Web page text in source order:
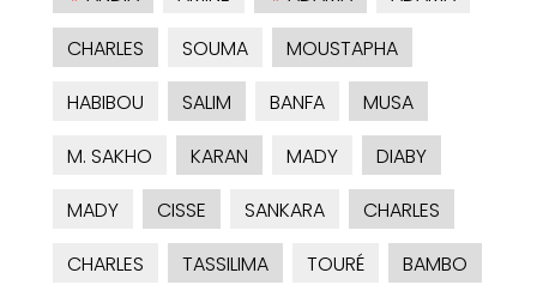
CHARLES
SOUMA
MOUSTAPHA
HABIBOU
SALIM BANFA
MUSA
M. SAKHO
KARAN MADY
DIABY
MADY
CISSE SANKARA
CHARLES
CHARLES
TASSILIMA TOURÉ
BAMBO